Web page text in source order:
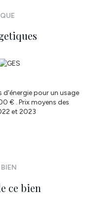
- 07 82 00 49 22 -
d'énergie pour un usage
€ . Prix moyens des
et 2023
ce bien